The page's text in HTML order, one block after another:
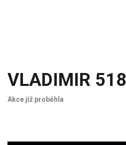
VLADIMIR 518
Akce již proběhla